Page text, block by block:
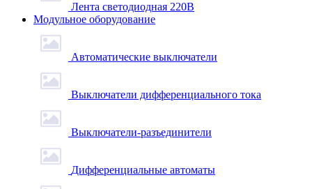
Лента светодиодная 220В
Модульное оборудование
Автоматические выключатели
Выключатели дифференциального тока
Выключатели-разъединители
Дифференциальные автоматы